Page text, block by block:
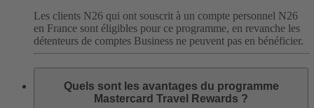
Les clients N26 qui ont souscrit à un compte personnel N26
en France sont éligibles pour ce programme, en revanche les
détenteurs de comptes Business ne peuvent pas en bénéficier.
Quels sont les avantages du programme
Mastercard Travel Rewards ?